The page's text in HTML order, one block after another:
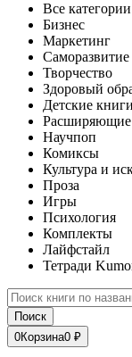
Все категории
Бизнес
Маркетинг
Саморазвитие
Творчество
Здоровый
Детские книги
Расширяющие
Научпоп
Комиксы
Культура и
Проза
Игры
Психология
Комплекты
Лайфстайл
Тетради
Поиск
0Корзина0 ₽